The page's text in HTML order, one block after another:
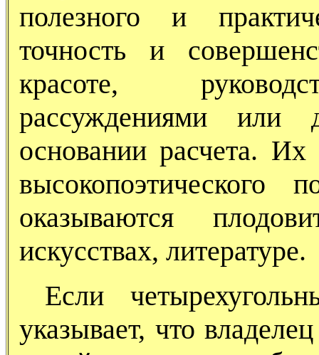
полезного и
точность и
красоте,
рассуждениями или
основании расчета.
оказываются
искусствах, литературе.
Если
указывает, что